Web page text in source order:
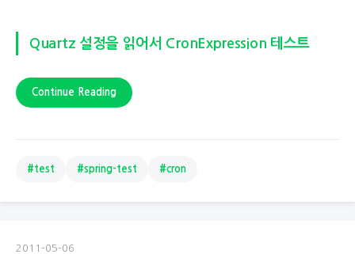
Quartz 설정을 읽어서 CronExpression 테스트
Continue Reading
#test #spring-test #cron
2011-05-06